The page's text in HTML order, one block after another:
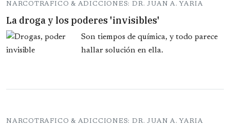
NARCOTRAFICO & ADICCIONES: DR. JUAN A. YARIA
La droga y los poderes 'invisibles'
Son tiempos de química, y todo parece
hallar solución en ella.
NARCOTRAFICO & ADICCIONES: DR. JUAN A. YARIA